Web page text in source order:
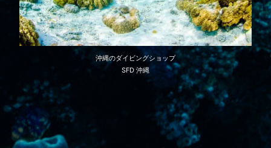
沖縄のダイビングショップ
SFD 沖縄